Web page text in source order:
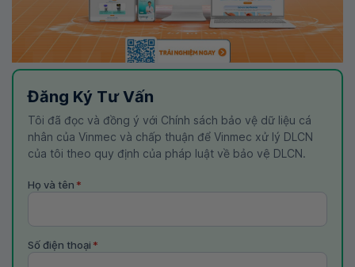
Đăng Ký Tư Vấn
Tôi đã đọc và đồng ý với Chính sách bảo vệ dữ liệu cá
nhân của Vinmec và chấp thuận để Vinmec xử lý DLCN
của tôi theo quy định của pháp luật về bảo vệ DLCN.
Họ và tên *
Số điện thoại *